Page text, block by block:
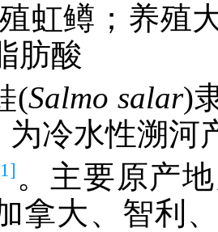
虹鳟；养殖
肪酸
(Salmo salar)
为冷水性溯河
。主要原产
拿大、智利